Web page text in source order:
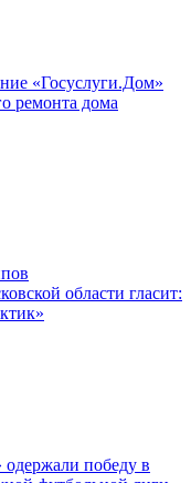
«Госуслуги.Дом»
ремонта дома
области гласит:
одержали победу в